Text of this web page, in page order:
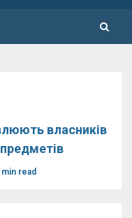
власників
min read